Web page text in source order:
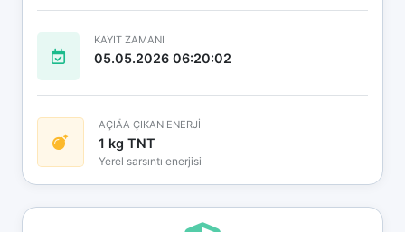
KAYIT ZAMANI
05.05.2026 06:20:02
AÇIÄA ÇIKAN ENERJİ
1 kg TNT
Yerel sarsıntı enerjisi